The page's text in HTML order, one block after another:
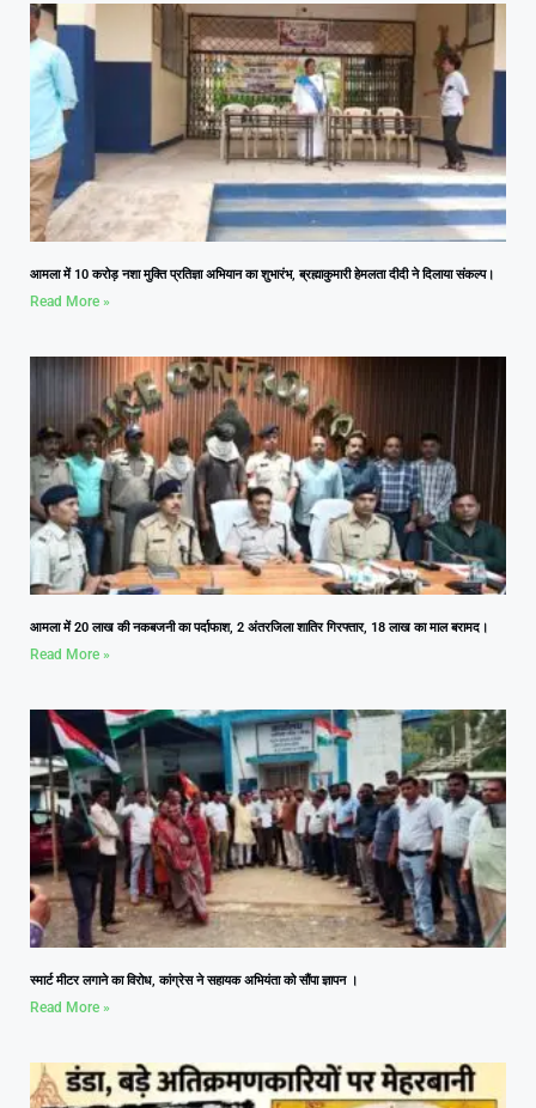
आमला में 10 करोड़ नशा मुक्ति प्रतिज्ञा अभियान का शुभारंभ, ब्रह्माकुमारी हेमलता दीदी ने दिलाया संकल्प।
Read More »
आमला में 20 लाख की नकबजनी का पर्दाफाश, 2 अंतरजिला शातिर गिरफ्तार, 18 लाख का माल बरामद।
Read More »
स्मार्ट मीटर लगाने का विरोध, कांग्रेस ने सहायक अभियंता को सौंपा ज्ञापन ।
Read More »